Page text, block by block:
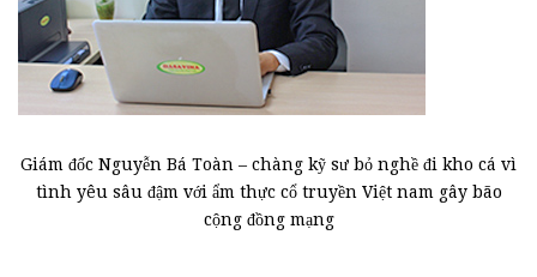
Giám đốc Nguyễn Bá Toàn – chàng kỹ sư bỏ nghề đi kho cá vì
tình yêu sâu đậm với ẩm thực cổ truyền Việt nam gây bão
cộng đồng mạng